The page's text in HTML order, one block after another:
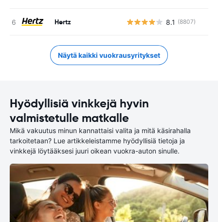
Hertz 8.1 (8807)
Näytä kaikki vuokrausyritykset
Hyödyllisiä vinkkejä hyvin
valmistetulle matkalle
Mikä vakuutus minun kannattaisi valita ja mitä käsirahalla
tarkoitetaan? Lue artikkeleistamme hyödyllisiä tietoja ja
vinkkejä löytääksesi juuri oikean vuokra-auton sinulle.